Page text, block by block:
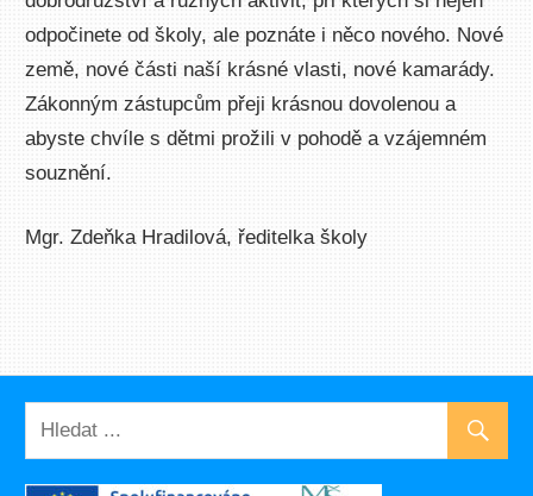
odpočinete od školy, ale poznáte i něco nového. Nové
země, nové části naší krásné vlasti, nové kamarády.
Zákonným zástupcům přeji krásnou dovolenou a
abyste chvíle s dětmi prožili v pohodě a vzájemném
souznění.
Mgr. Zdeňka Hradilová, ředitelka školy
UNCATEGORIZED